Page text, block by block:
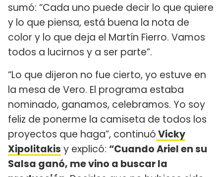
sumó: “Cada uno puede decir lo que quiere
y lo que piensa, está buena la nota de
color y lo que deja el Martín Fierro. Vamos
todos a lucirnos y a ser parte”.
“Lo que dijeron no fue cierto, yo estuve en
la mesa de Vero. El programa estaba
nominado, ganamos, celebramos. Yo soy
feliz de ponerme la camiseta de todos los
proyectos que haga”, continuóVicky
Xipolitakis y explicó: “Cuando Ariel en su
Salsa ganó, me vino a buscar la